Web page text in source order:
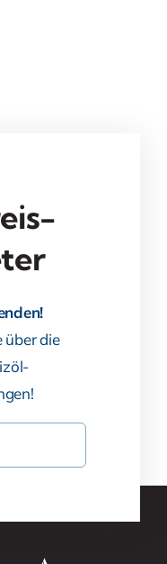
über die